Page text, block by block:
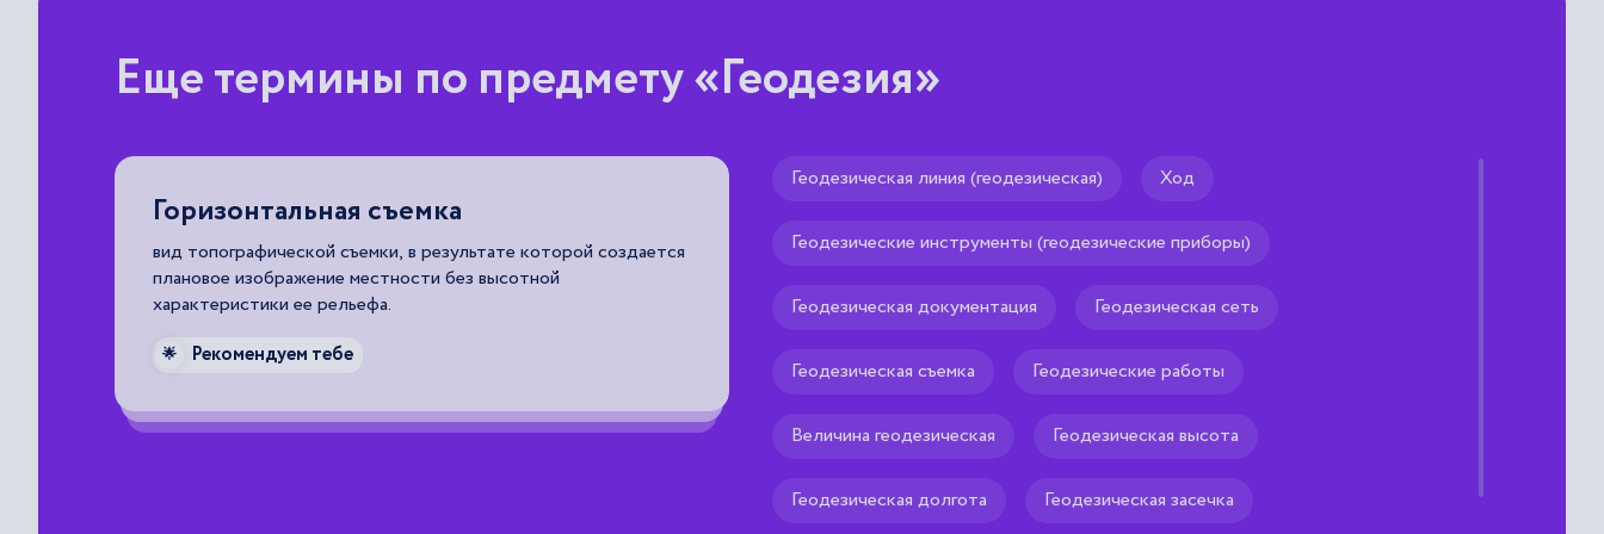
Еще термины по предмету «Геодезия»
Граница землевладения,
землепользования
линия, точно проложенная техническими средствами и
обозначенная на местности, представляющая собой
территориальный предел прав собственника, владельца или
пользователя земли.
🌟 Рекомендуем тебе
продолжается в течение приблизительно 89 суток и 30 минут
равноденствия (21 марта).
Геодезическая линия (геодезическая) Ход
Геодезические инструменты (геодезические приборы)
Геодезическая документация Геодезическая сеть
Геодезическая съемка Геодезические работы
Величина геодезическая Геодезическая высота
Геодезическая долгота Геодезическая засечка